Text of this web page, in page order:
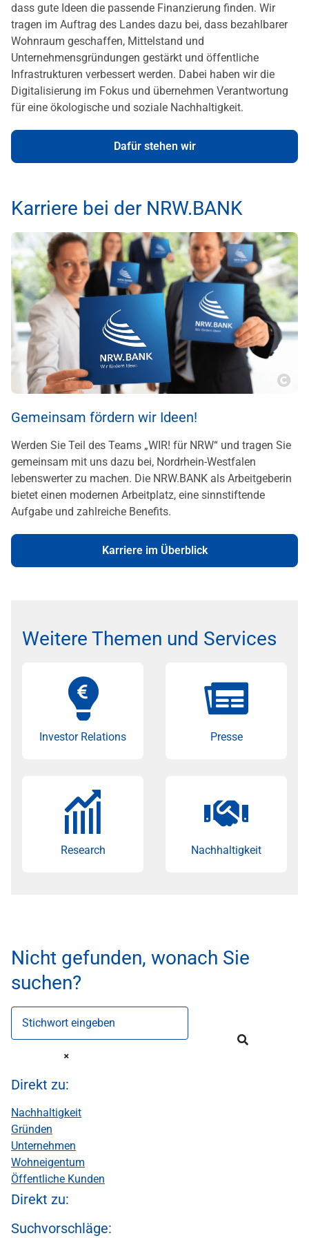
dass gute Ideen die passende Finanzierung finden. Wir
tragen im Auftrag des Landes dazu bei, dass bezahlbarer
Wohnraum geschaffen, Mittelstand und
Unternehmensgründungen gestärkt und öffentliche
Infrastrukturen verbessert werden. Dabei haben wir die
Digitalisierung im Fokus und übernehmen Verantwortung
für eine ökologische und soziale Nachhaltigkeit.
Dafür stehen wir
Karriere bei der NRW.BANK
Gemeinsam fördern wir Ideen!
Werden Sie Teil des Teams „WIR! für NRW“ und tragen Sie
gemeinsam mit uns dazu bei, Nordrhein-Westfalen
lebenswerter zu machen. Die NRW.BANK als Arbeitgeberin
bietet einen modernen Arbeitplatz, eine sinnstiftende
Aufgabe und zahlreiche Benefits.
Karriere im Überblick
Weitere Themen und Services
Investor Relations Presse
Research Nachhaltigkeit
Nicht gefunden, wonach Sie
suchen?
Stichwort eingeben
Direkt zu:
Nachhaltigkeit
Gründen
Unternehmen
Wohneigentum
Öffentliche Kunden
Direkt zu:
Suchvorschläge: